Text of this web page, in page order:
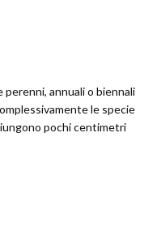
perenni, annuali o biennali
le specie
pochi centimetri